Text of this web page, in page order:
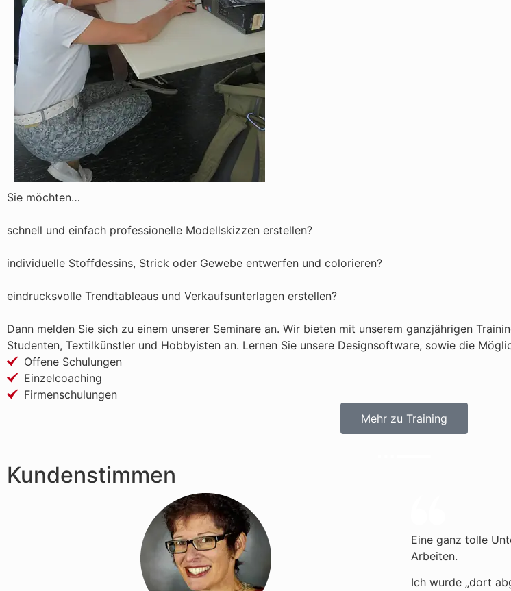
Sie möchten…
schnell und einfach professionelle Modellskizzen erstellen?
individuelle Stoffdessins, Strick oder Gewebe entwerfen und colorieren?
eindrucksvolle Trendtableaus und Verkaufsunterlagen erstellen?
Dann melden Sie sich zu einem unserer Seminare an. Wir bieten mit unserem ganzjährigen
Studenten, Textilkünstler und Hobbyisten an. Lernen Sie unsere Designsoftware, sowie die
Offene Schulungen
Einzelcoaching
Firmenschulungen
Mehr zu Training
Kundenstimmen
Eine ganz tolle
Arbeiten.
Ich wurde „dort